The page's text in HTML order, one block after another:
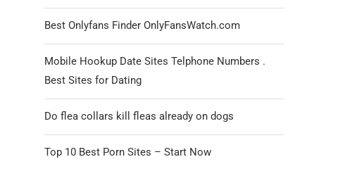
Best Onlyfans Finder OnlyFansWatch.com
Mobile Hookup Date Sites Telphone Numbers .
Best Sites for Dating
Do flea collars kill fleas already on dogs
Top 10 Best Porn Sites – Start Now